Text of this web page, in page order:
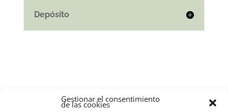
Gestionar el consentimiento
de las cookies
Depósito